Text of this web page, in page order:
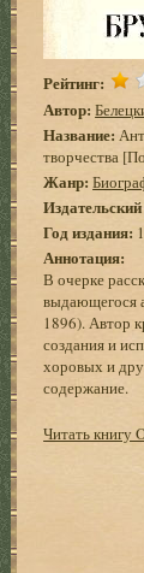
Рейтинг:
Автор:
Название:
творчества
Жанр:
Год издания:
Аннотация:
В очерке
выдающегося
1896). Автор
создания и
хоровых и
содержание.
Читать книгу